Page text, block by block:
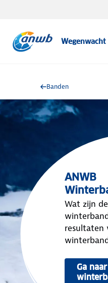
Wegenwacht
Banden
ANWB
Wat zijn
resultaten
Ga